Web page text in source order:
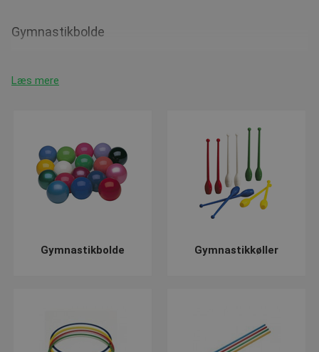
Gymnastikbolde
gymnastikbold bruges til at kaste op i luften, rulles over
nakken eller andre steder på kroppen. Gymnastikbolde til
Gymnastikkøller
Gymnastikkøller bruges i rytmisk gymnastik til at kaste op i
luften samt til at svinge rundt i bevægelser som forlængelse
af gymnastens arm.
Køllens tyngde ligger i den brede ende, hvor man ikke holder.
Gymnastikringe | Tøndebånd
en flad profil mens en hulahopring er rund, og oftest lettere.
Læs mere
Gymnastikbolde Gymnastikkøller